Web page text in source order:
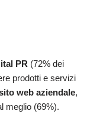
PR (72% dei
prodotti e servizi
web aziendale,
meglio (69%).